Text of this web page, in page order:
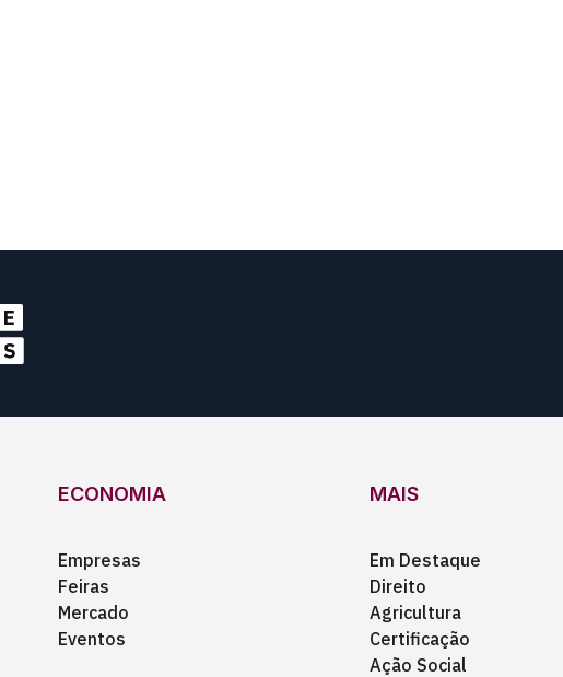
ECONOMIA
Empresas
Feiras
Mercado
Eventos
MAIS
Em Destaque
Direito
Agricultura
Certificação
Ação Social